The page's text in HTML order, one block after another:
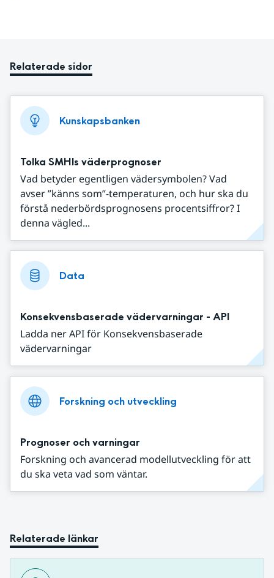
Relaterade sidor
Kunskapsbanken
Tolka SMHIs väderprognoser
Vad betyder egentligen vädersymbolen? Vad
avser ”känns som”-temperaturen, och hur ska du
förstå nederbördsprognosens procentsiffror? I
denna vägled...
Data
Konsekvensbaserade vädervarningar - API
Ladda ner API för Konsekvensbaserade
vädervarningar
Forskning och utveckling
Prognoser och varningar
Forskning och avancerad modellutveckling för att
du ska veta vad som väntar.
Relaterade länkar